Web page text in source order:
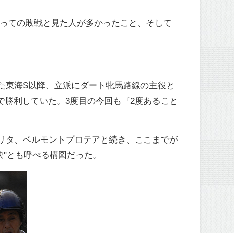
ての敗戦と見た人が多かったこと、そして
海S以降、立派にダート牝馬路線の主役と
利していた。3度目の今回も『2度あること
タ、ベルモントプロテアと続き、ここまでが
とも呼べる構図だった。